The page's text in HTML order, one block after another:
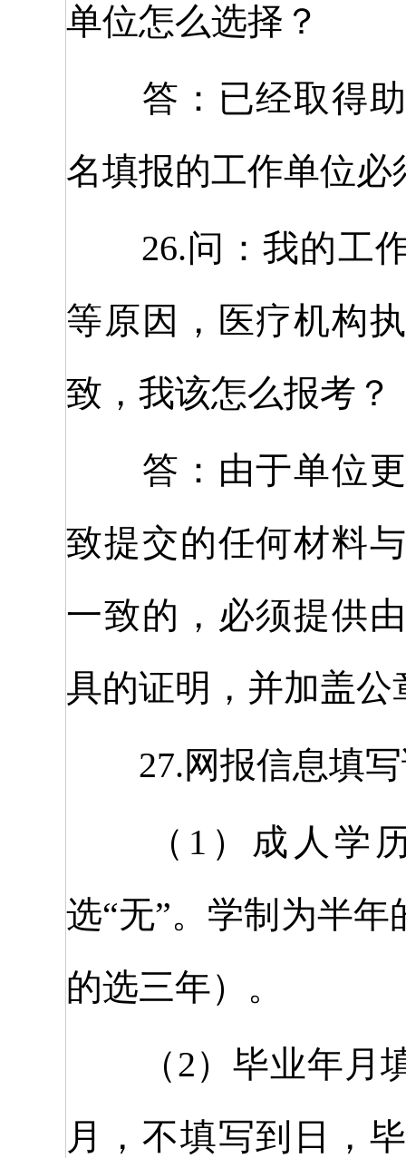
单位怎么选择？
答：已经取得助
名填报的工作单位
26.问：我的工作
等原因，医疗机构
致，我该怎么报考？
答：由于单位更
致提交的任何材料
一致的，必须提供
具的证明，并加盖公
27.网报信息填写
（1）成人学历
选“无”。学制为半
的选三年）。
（2）毕业年月填
月，不填写到日，